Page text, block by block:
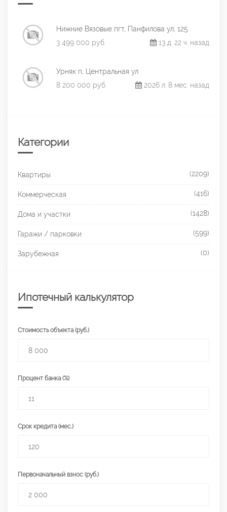
Нижние Вязовые пгт, Панфилова ул, 125
3 499 000 руб.
13 д. 22 ч. назад
Урняк п, Центральная ул
8 200 000 руб.
2026 л. 8 мес. назад
Категории
Квартиры (2209)
Коммерческая (416)
Дома и участки (1428)
Гаражи / парковки (599)
Зарубежная (0)
Ипотечный калькулятор
Стоимость объекта (руб.)
Процент банка (%)
Срок кредита (мес.)
Первоначальный взнос (руб.)